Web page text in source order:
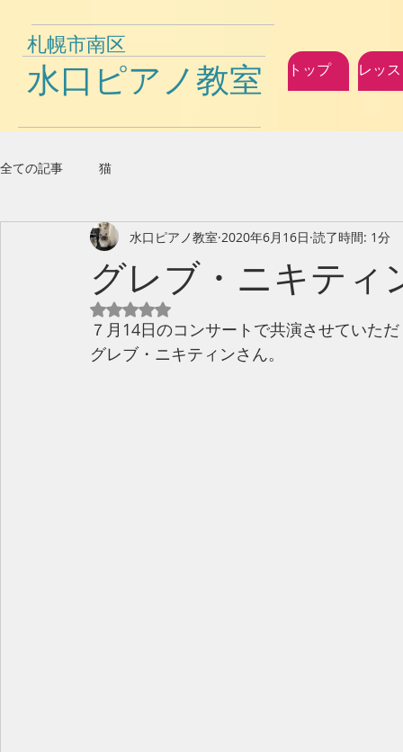
札幌市南区
水口ピアノ教室 トップ レッ
全ての記事 猫
グレブ・ニキティ
水口ピアノ教室 2020年6月16日 読了時間: 1分
5つ星のうちNaNと評価されています。
７月14日のコンサートで共演させていた
グレブ・ニキティンさん。